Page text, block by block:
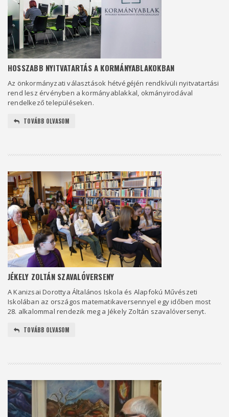
HOSSZABB NYITVATARTÁS A KORMÁNYABLAKOKBAN
Az önkormányzati választások hétvégéjén rendkívüli nyitvatartási
rend lesz érvényben a kormányablakkal, okmányirodával
rendelkező településeken.
TOVÁBB OLVASOM
JÉKELY ZOLTÁN SZAVALÓVERSENY
A Kanizsai Dorottya Általános Iskola és Alapfokú Művészeti
Iskolában az országos matematikaversennyel egy időben most
28. alkalommal rendezik meg a Jékely Zoltán szavalóversenyt.
TOVÁBB OLVASOM